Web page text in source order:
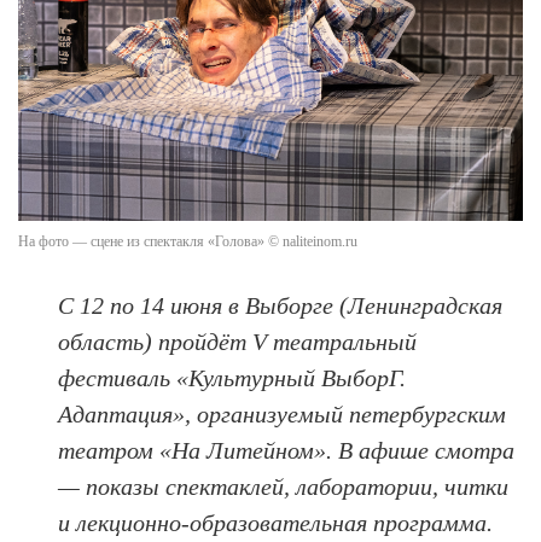
На фото — сцене из спектакля «Голова» © naliteinom.ru
С 12 по 14 июня в Выборге (Ленинградская
область) пройдёт V театральный
фестиваль «Культурный ВыборГ.
Адаптация», организуемый петербургским
театром «На Литейном». В афише смотра
— показы спектаклей, лаборатории, читки
и лекционно-образовательная программа.